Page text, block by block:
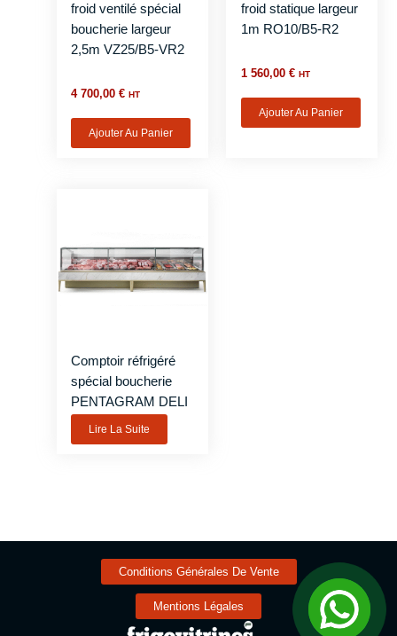
froid ventilé spécial
boucherie largeur
2,5m VZ25/B5-VR2
4 700,00€ HT
Ajouter Au Panier
froid statique largeur
1m RO10/B5-R2
1 560,00 € HT
Ajouter Au Panier
Comptoir réfrigéré
spécial boucherie
PENTAGRAM DELI
Lire La Suite
Conditions Générales De Vente
Mentions Légales